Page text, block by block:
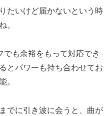
たいけど届かないという時
。
でも余裕をもって対応でき
とパワーも持ち合わせてお
。
でに引き波に会うと、曲が